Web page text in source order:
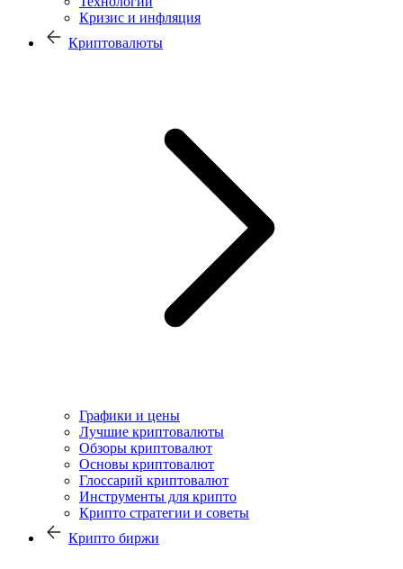
Кризис и инфляция
Криптовалюты
Графики и цены
Лучшие криптовалюты
Обзоры криптовалют
Основы криптовалют
Глоссарий криптовалют
Инструменты для крипто
Крипто стратегии и советы
Крипто биржи